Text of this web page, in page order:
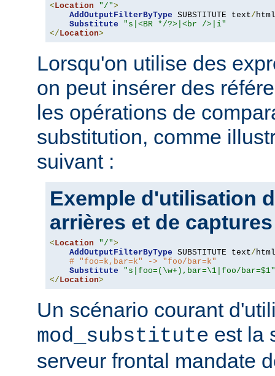
< Location "/">
AddOutputFilterByType SUBSTITUTE text/ html
Substitute
"s|<BR */?>|<br />|i"
</ Location>
Lorsqu'on utilise des
on peut insérer des
les opérations de
substitution, comme
suivant :
Exemple d'utilisation
arrières et de captures
< Location "/">
AddOutputFilterByType SUBSTITUTE text/ html
# "foo=k,bar=k" -> "foo/bar=k"
Substitute
"s|foo=(\w+),bar=\1|foo/bar=$1"
</ Location>
Un scénario courant
mod_substitute est la
serveur frontal mandate